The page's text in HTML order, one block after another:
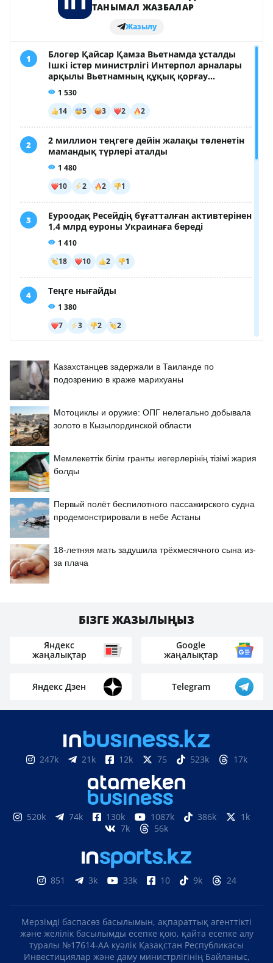
Казахстанцев задержали в Таиланде по
подозрению в краже марихуаны
Мотоциклы и оружие: ОПГ нелегально добывала
золото в Кызылординской области
Мемлекеттік білім гранты иегерлерінің тізімі жария
болды
Первый полёт беспилотного пассажирского судна
продемонстрировали в небе Астаны
18-летняя мать задушила трёхмесячного сына из-
за плача
БІЗГЕ ЖАЗЫЛЫҢЫЗ
Яндекс
жаңалықтар
Google
жаңалықтар
Яндекс Дзен Telegram
247k 21k 12k 75 523k 17k
520k 74k 130k 1087k 386k
1k
7k
56k
851 3k 33k 10 9k 24
Мерзімді баспасөз басылымын, ақпараттық агенттікті
және желілік басылымды есепке қою, қайта есепке алу
туралы №17614-АА куәлік Қазақстан Республикасы
Инвестициялар және даму министрлігінің Байланыс,